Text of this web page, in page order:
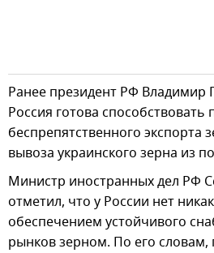
Ранее президент РФ Владимир
Россия готова способствовать
беспрепятственного экспорта
вывоза украинского зерна из
Министр иностранных дел РФ
отметил, что у России нет
обеспечением устойчивого
рынков зерном. По его